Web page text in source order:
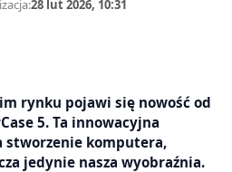
28 lut 2026, 10:31
rynku pojawi się nowość od
5. Ta innowacyjna
stworzenie komputera,
jedynie nasza wyobraźnia.